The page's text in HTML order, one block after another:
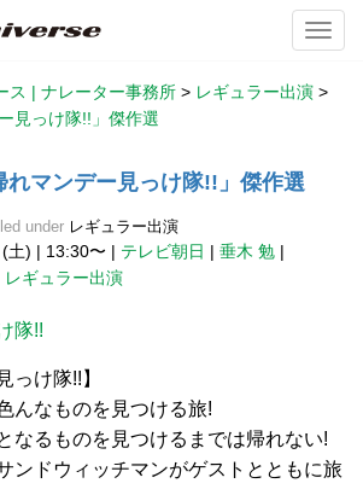
ス | ナレーター事務所 > レギュラー出演 >
見っけ隊!!」傑作選
れマンデー見っけ隊!!」傑作選
under レギュラー出演
土) | 13:30〜 | テレビ朝日 | 垂木 勉 |
レギュラー出演
隊!!
っけ隊!!】
んなものを見つける旅!
なるものを見つけるまでは帰れない!
ンドウィッチマンがゲストとともに旅